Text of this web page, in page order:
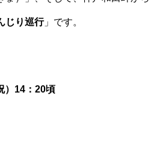
じり巡行」です。
）14：20頃